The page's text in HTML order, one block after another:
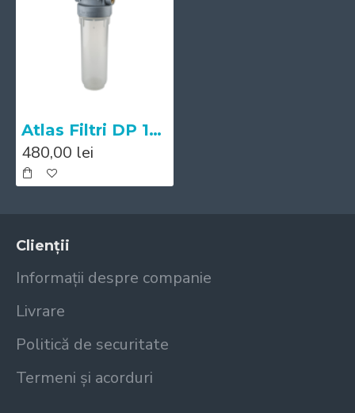
Atlas Filtri DP 10 Mono Sanic 1/2"
480,00 lei
Clienții
Informații despre companie
Livrare
Politică de securitate
Termeni și acorduri